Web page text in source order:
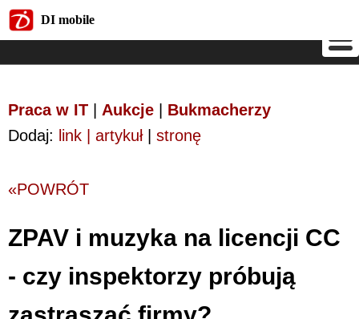
DI mobile
Praca w IT Aukcje
Bukmacherzy
Dodaj: link | artykuł| stronę
«POWRÓT
ZPAV i muzyka na licencji CC
- czy inspektorzy próbują
DI mobile